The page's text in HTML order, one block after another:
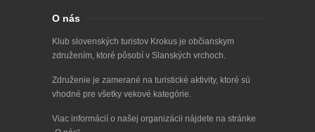
O nás
Klub slovenských turistov Krokus je občianskym
združením, ktoré pôsobí v Slanských vrchoch.
Združenie je zamerané na turistické aktivity, ktoré sú
vhodné pre všetky vekové kategórie.
Viac informácií o našej organizácii nájdete na stránke